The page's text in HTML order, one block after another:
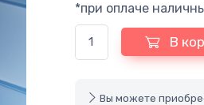
*при оплаче
В
Вы можете